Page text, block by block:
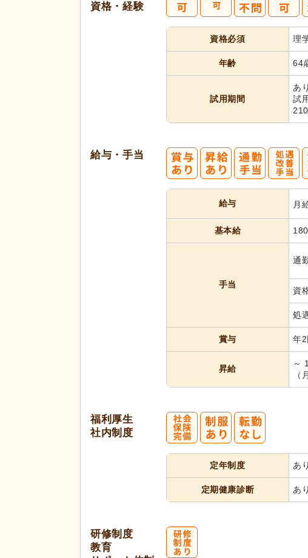
資格・経験
資格必須 理
年齢 64
試用期間
あ
試
給与・手当
給与 月
基本給
手当
通
資
処
賞与 年
昇給
～
（
福利厚生
社内制度
定年制度 あ
定期健康診断 あり
研修制度
教育